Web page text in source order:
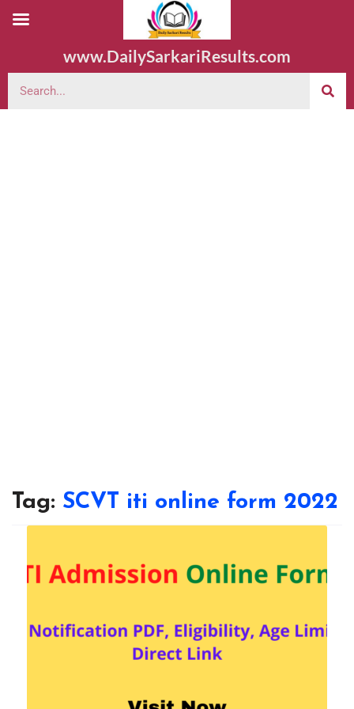
www.DailySarkariResults.com
Tag: SCVT iti online form 2022